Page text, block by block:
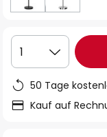
1
50 Tage
Kauf auf